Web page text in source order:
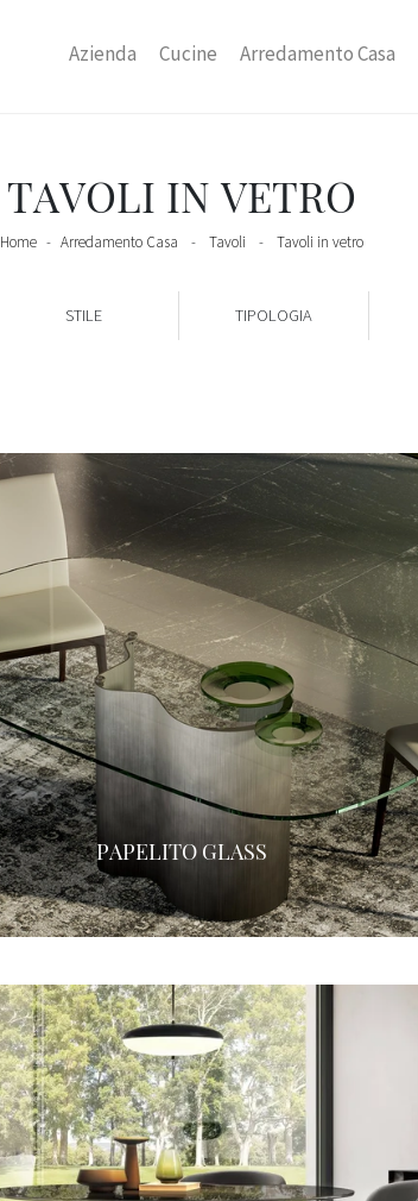
Azienda Cucine Arredamento Casa
TAVOLI IN VETRO
Home - Arredamento Casa - Tavoli - Tavoli in vetro
STILE TIPOLOGIA
PAPELITO GLASS